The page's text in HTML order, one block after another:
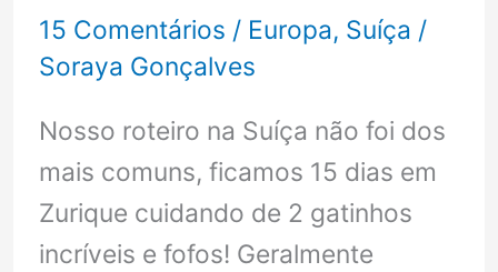
15 Comentários / Europa, Suíça /
Soraya Gonçalves
Nosso roteiro na Suíça não foi dos
mais comuns, ficamos 15 dias em
Zurique cuidando de 2 gatinhos
incríveis e fofos! Geralmente